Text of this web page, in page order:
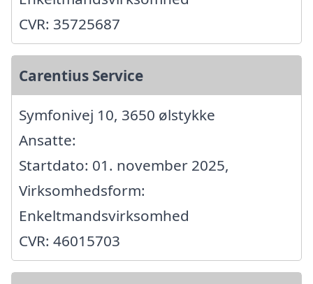
CVR: 35725687
Carentius Service
Symfonivej 10, 3650 ølstykke
Ansatte:
Startdato: 01. november 2025,
Virksomhedsform:
Enkeltmandsvirksomhed
CVR: 46015703